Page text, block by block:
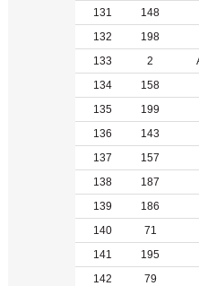
131
148
132
198
133
2
134
158
135
199
136
143
137
157
138
187
139
186
140
71
141
195
142
79